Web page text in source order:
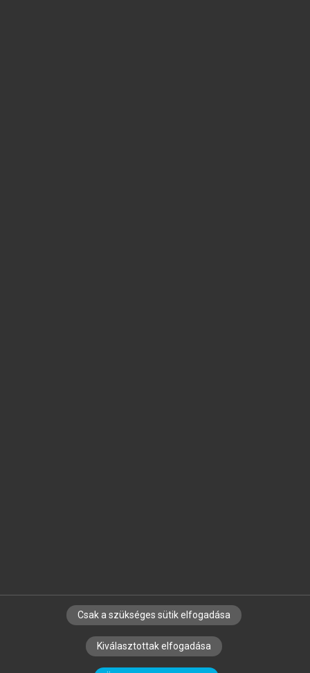
SZERZŐKNEK CÉGEKNEK KÖNYVTÁROSOKNAK
SZERKESZTÉSI ÉS LEKTORÁLÁSI ALAPELVEK
Csak a szükséges sütik elfogadása
Kiválasztottak elfogadása